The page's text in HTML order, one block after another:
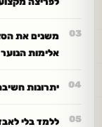
משנים את
אלימות
יתרונות
ללמד בלי